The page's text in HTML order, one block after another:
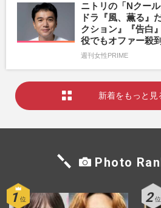
ニトリの「Nクー
ドラ『風、薫る』
クション』『告白
役でもオファー殺
週刊女性PRIME
新着をもっと見
Photo